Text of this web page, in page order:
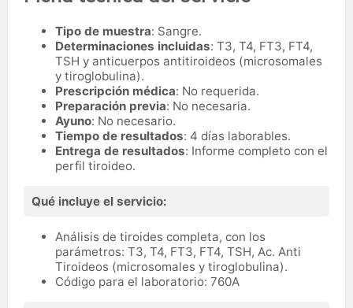
Tipo de muestra: Sangre.
Determinaciones incluidas: T3, T4, FT3, FT4,
TSH y anticuerpos antitiroideos (microsomales
y tiroglobulina).
Prescripción médica: No requerida.
Preparación previa: No necesaria.
Ayuno: No necesario.
Tiempo de resultados: 4 días laborables.
Entrega de resultados: Informe completo con el
perfil tiroideo.
Qué incluye el servicio:
Análisis de tiroides completa, con los
parámetros: T3, T4, FT3, FT4, TSH, Ac. Anti
Tiroideos (microsomales y tiroglobulina).
Código para el laboratorio: 760A